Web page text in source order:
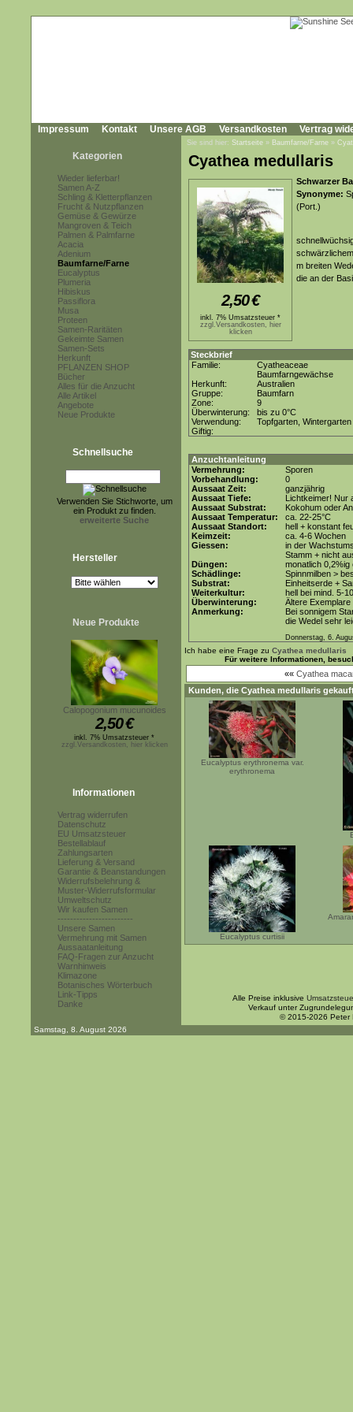
Impressum Kontakt Unsere AGB Versandkosten Vertrag
Kategorien
Wieder lieferbar!
Samen A-Z
Schling & Kletterpflanzen
Frucht & Nutzpflanzen
Gemüse & Gewürze
Mangroven & Teich
Palmen & Palmfarne
Acacia
Adenium
Baumfarne/Farne
Eucalyptus
Plumeria
Hibiskus
Passiflora
Musa
Proteen
Samen-Raritäten
Gekeimte Samen
Samen-Sets
Herkunft
PFLANZEN SHOP
Bücher
Alles für die Anzucht
Alle Artikel
Angebote
Neue Produkte
Schnellsuche
Verwenden Sie Stichworte, um
ein Produkt zu finden.
erweiterte Suche
Hersteller
Neue Produkte
Calopogonium mucunoides
2,50€
inkl. 7% Umsatzsteuer *
zzgl.Versandkosten, hier klicken
Informationen
Vertrag widerrufen
Datenschutz
EU Umsatzsteuer
Bestellablauf
Zahlungsarten
Lieferung & Versand
Garantie & Beanstandungen
Widerrufsbelehrung &
Muster-Widerrufsformular
Umweltschutz
Wir kaufen Samen
------------------------
Unsere Samen
Vermehrung mit Samen
Aussaatanleitung
FAQ-Fragen zur Anzucht
Warnhinweis
Klimazone
Botanisches Wörterbuch
Link-Tipps
Danke
Sie sind hier: Startseite » Baumfarne/Farne »
Cyathea medullaris
2,50€
inkl. 7% Umsatzsteuer *
zzgl.Versandkosten, hier
klicken
Schwarzer
Synonyme:
(Port.)
m breiten
die an der
Steckbrief
Familie:
Cyatheaceae
Baumfarngewächse
Herkunft:
Australien
Gruppe:
Baumfarn
Zone:
9
Überwinterung:
bis zu 0°C
Verwendung:
Topfgarten, Wintergarten
Giftig:
Anzuchtanleitung
Vermehrung:
Sporen
Vorbehandlung:
0
Aussaat Zeit:
ganzjährig
Aussaat Tiefe:
Lichtkeimer! Nur
Aussaat Substrat:
Kokohum oder
Aussaat Temperatur:
ca. 22-25°C
Aussaat Standort:
hell + konstant
Keimzeit:
ca. 4-6 Wochen
Giessen:
in der
Stamm + nicht
Düngen:
monatlich
Schädlinge:
Spinnmilben >
Substrat:
Einheitserde +
Weiterkultur:
hell bei mind. 5-
Überwinterung:
Ältere
Anmerkung:
Bei sonnigem
die Wedel sehr
Donnerstag, 6.
Ich habe eine Frage zu Cyathea medullaris
Für weitere Informationen,
«« Cyathea
Kunden, die Cyathea medullaris
Eucalyptus erythronema var.
erythronema
Eucalyptus curtisii
Alle Preise inklusive
Verkauf unter
© 2015-2026 Peter
Samstag, 8. August 2026